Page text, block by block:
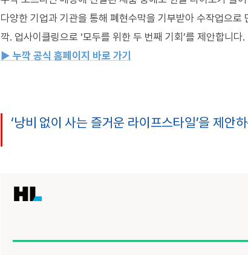
다양한 기업과 기관을 통해 폐현수막을 기부받아 수작업으로
깍. 업사이클링으로 ‘모두를 위한 두 번째 기회 ’를 제안합니다.
▶ 누깍 공식 홈페이지 바로 가기
‘낭비 없이 사는 즐거운 라이프스타일’을 제안